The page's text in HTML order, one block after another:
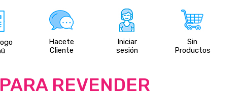
Hacete
Cliente
Iniciar
sesión
Sin
Productos
REVENDER